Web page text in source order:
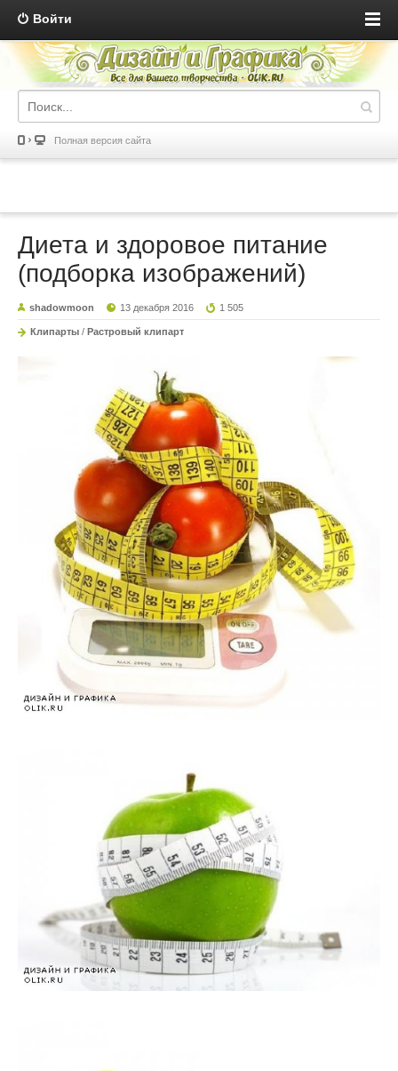
Войти
Полная версия сайта
Диета и здоровое питание
(подборка изображений)
shadowmoon 13 декабря 2016 1 505
Клипарты / Растровый клипарт